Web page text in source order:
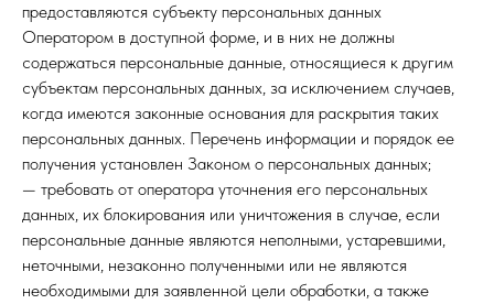
предоставляются субъекту персональных данных
Оператором в доступной форме, и в них не должны
содержаться персональные данные, относящиеся к другим
субъектам персональных данных, за исключением случаев,
когда имеются законные основания для раскрытия таких
персональных данных. Перечень информации и порядок ее
получения установлен Законом о персональных данных;
— требовать от оператора уточнения его персональных
данных, их блокирования или уничтожения в случае, если
персональные данные являются неполными, устаревшими,
неточными, незаконно полученными или не являются
необходимыми для заявленной цели обработки, а также